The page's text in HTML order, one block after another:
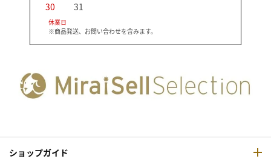
30
31
休業日
※商品発送、お問い合わせを含みます。
ショップガイド